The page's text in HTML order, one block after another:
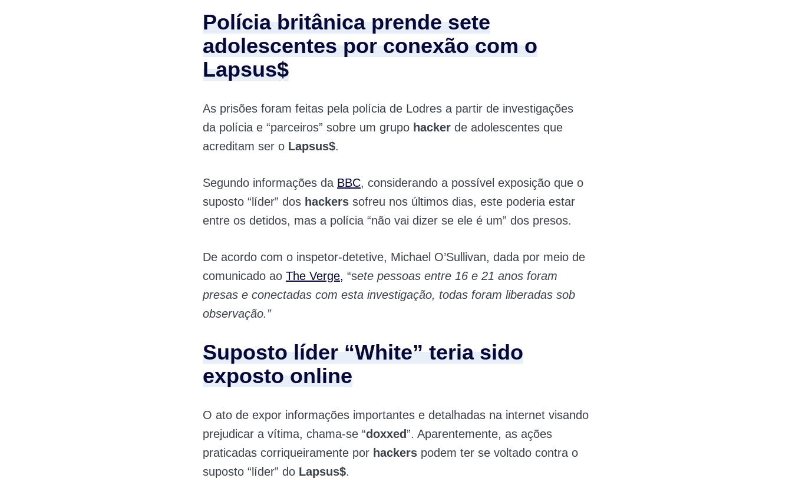
Polícia britânica prende sete
adolescentes por conexão com o
Lapsus$
As prisões foram feitas pela polícia de Lodres a partir de investigações
da polícia e “parceiros” sobre um grupo hacker de adolescentes que
acreditam ser o Lapsus$.
Segundo informações da BBC, considerando a possível exposição que o
suposto “líder” dos hackers sofreu nos últimos dias, este poderia estar
entre os detidos, mas a polícia “não vai dizer se ele é um” dos presos.
De acordo com o inspetor-detetive, Michael O’Sullivan, dada por meio de
comunicado ao The Verge, “sete pessoas entre 16 e 21 anos foram
presas e conectadas com esta investigação, todas foram liberadas sob
observação.”
Suposto líder “White” teria sido
exposto online
O ato de expor informações importantes e detalhadas na internet visando
prejudicar a vítima, chama-se “doxxed”. Aparentemente, as ações
praticadas corriqueiramente por hackers podem ter se voltado contra o
suposto “líder” do Lapsus$.